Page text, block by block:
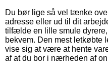
Du bør lige så vel tænke
adresse eller ud til dit
tilfælde en lille smule
bekvem. Den mest letkøbte
vise sig at være at hente
af at du bor i nærheden af